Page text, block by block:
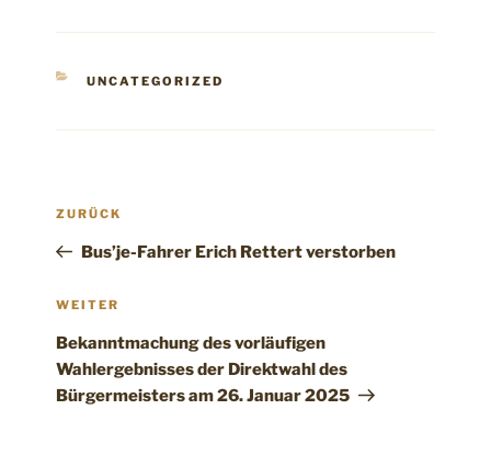
KATEGORIEN
UNCATEGORIZED
Vorheriger
ZURÜCK
Bus’je-Fahrer Erich Rettert verstorben
Nächster
WEITER
Bekanntmachung des vorläufigen
Wahlergebnisses der Direktwahl des
Bürgermeisters am 26. Januar 2025